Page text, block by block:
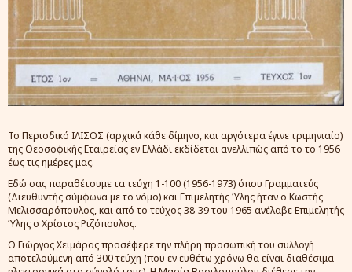
Το Περιοδικό ΙΛΙΣΟΣ (αρχικά κάθε δίμηνο, και αργότερα έγινε τριμηνιαίο)
της Θεοσοφικής Εταιρείας εν Ελλάδι εκδίδεται ανελλιπώς από το το 1956
έως τις ημέρες μας.
Εδώ σας παραθέτουμε τα τεύχη 1-100 (1956-1973) όπου Γραμματεύς
(Διευθυντής σύμφωνα με το νόμο) και Επιμελητής Ύλης ήταν ο Κωστής
Μελισσαρόπουλος, και από το τεύχος 38-39 του 1965 ανέλαβε Επιμελητής
Ύλης ο Χρίστος Ριζόπουλος.
Ο Γιώργος Χειμάρας προσέφερε την πλήρη προσωπική του συλλογή
αποτελούμενη από 300 τεύχη (που εν ευθέτω χρόνω θα είναι διαθέσιμα